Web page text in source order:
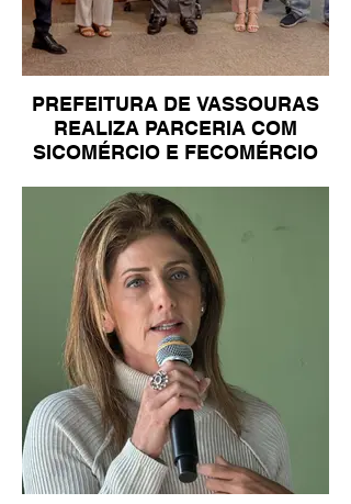
PREFEITURA DE VASSOURAS
REALIZA PARCERIA COM
SICOMÉRCIO E FECOMÉRCIO